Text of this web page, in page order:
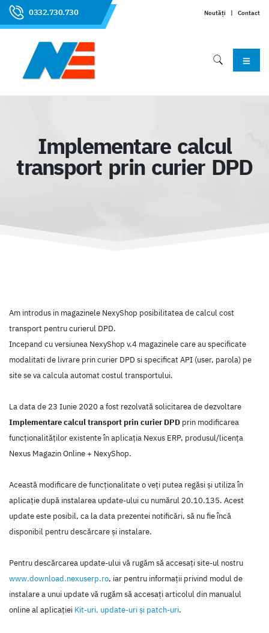
0332.730.730 Noutăți | Contact
Implementare calcul
transport prin curier DPD
Am introdus in magazinele NexyShop posibilitatea de calcul cost
transport pentru curierul DPD.
Incepand cu versiunea NexyShop v.4 magazinele care au specificate
modalitati de livrare prin curier DPD si specificat API (user, parola) pe
site se va calcula automat costul transportului.
La data de 23 Iunie 2020 a fost rezolvată solicitarea de dezvoltare
Implementare calcul transport prin curier DPD prin modificarea
funcţionalităţilor existente în aplicaţia Nexus ERP, produsul/licenţa
Nexus Magazin Online + NexyShop.
Această modificare de funcţionalitate o veţi putea regăsi şi utiliza în
aplicaţie după instalarea update-ului cu numărul 20.10.135. Acest
update este posibil, ca la data prezentei notificări, să nu fie încă
disponibil pentru descărcare şi instalare.
Pentru descărcarea update-ului vă rugăm să accesaţi site-ul nostru
www.download.nexuserp.ro, iar pentru informaţii privind modul de
instalare a unui update vă rugăm să accesaţi articolul din manualul
online al aplicaţiei Kit-uri, update-uri şi patch-uri.